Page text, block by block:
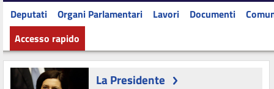
Deputati Organi Parlamentari Lavori Documenti
Accesso rapido
La Presidente